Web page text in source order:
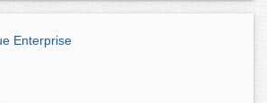
Enterprise